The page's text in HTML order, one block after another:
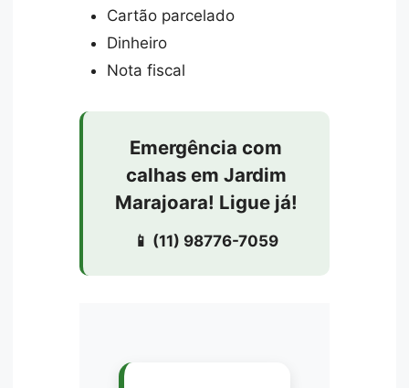
Cartão parcelado
Dinheiro
Nota fiscal
Emergência com
calhas em Jardim
Marajoara! Ligue já!
📱 (11) 98776-7059